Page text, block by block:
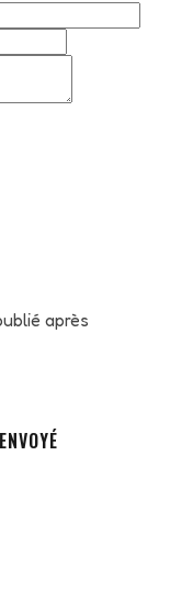
après